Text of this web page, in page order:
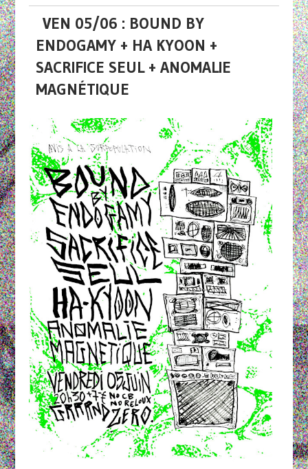
VEN 05/06 : BOUND BY
ENDOGAMY + HA KYOON +
SACRIFICE SEUL + ANOMALIE
MAGNÉTIQUE